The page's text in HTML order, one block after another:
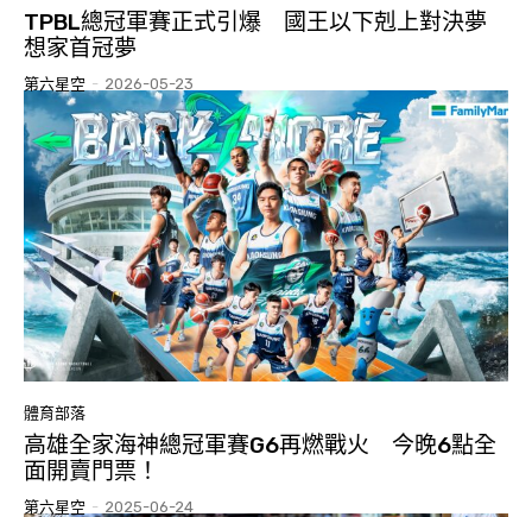
TPBL總冠軍賽正式引爆 國王以下剋上對決夢
想家首冠夢
第六星空 - 2026-05-23
體育部落
高雄全家海神總冠軍賽G6再燃戰火 今晚6點全
面開賣門票！
第六星空 - 2025-06-24